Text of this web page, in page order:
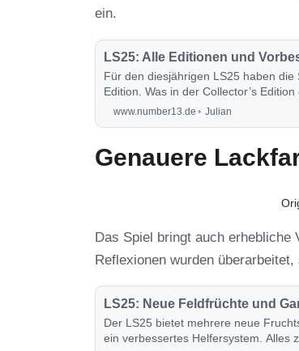
ein.
LS25: Alle Editionen und
Für den diesjährigen LS25 haben die
Edition. Was in der Collector’s
erfährst du in diesem Post.
www.number13.de Julian
Genauere
Das Spiel bringt auch erhebliche
Reflexionen wurden
LS25: Neue Feldfrüchte und
Der LS25 bietet mehrere neue
ein verbessertes Helfersystem. Alles